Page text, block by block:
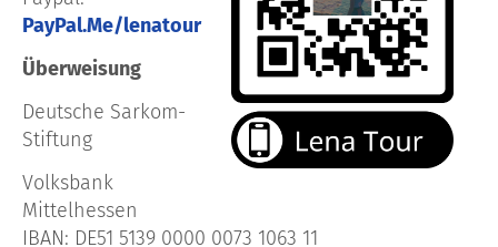
PayPal.Me/lenatour
Überweisung
Deutsche Sarkom-
Stiftung
Volksbank
Mittelhessen
IBAN: DE51 5139 0000 0073 1063 11